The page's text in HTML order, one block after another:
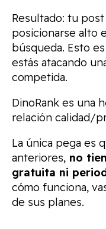
Resultado: tu
posicionarse alto
búsqueda. Esto
estás atacando
competida.
DinoRank es una
relación calidad/
La única pega es
anteriores, no
gratuita ni
cómo funciona,
de sus planes.